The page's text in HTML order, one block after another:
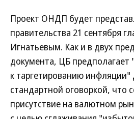
Проект ОНДП будет
правительства 21 сентября
Игнатьевым. Как и в двух
документа, ЦБ предполагает
к таргетированию инфляции"
стандартной оговоркой, что
присутствие на валютном